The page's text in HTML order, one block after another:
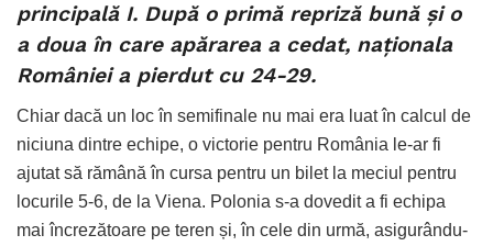
principală I. După o primă repriză bună și o
a doua în care apărarea a cedat, naționala
României a pierdut cu 24-29.
Chiar dacă un loc în semifinale nu mai era luat în calcul de
niciuna dintre echipe, o victorie pentru România le-ar fi
ajutat să rămână în cursa pentru un bilet la meciul pentru
locurile 5-6, de la Viena. Polonia s-a dovedit a fi echipa
mai încrezătoare pe teren și, în cele din urmă, asigurându-